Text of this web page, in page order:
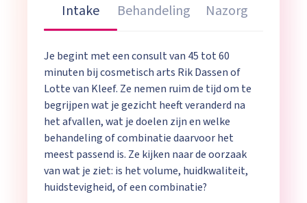
Intake Behandeling Nazorg
Je begint met een consult van 45 tot 60
minuten bij cosmetisch arts Rik Dassen of
Lotte van Kleef. Ze nemen ruim de tijd om te
begrijpen wat je gezicht heeft veranderd na
het afvallen, wat je doelen zijn en welke
behandeling of combinatie daarvoor het
meest passend is. Ze kijken naar de oorzaak
van wat je ziet: is het volume, huidkwaliteit,
huidstevigheid, of een combinatie?